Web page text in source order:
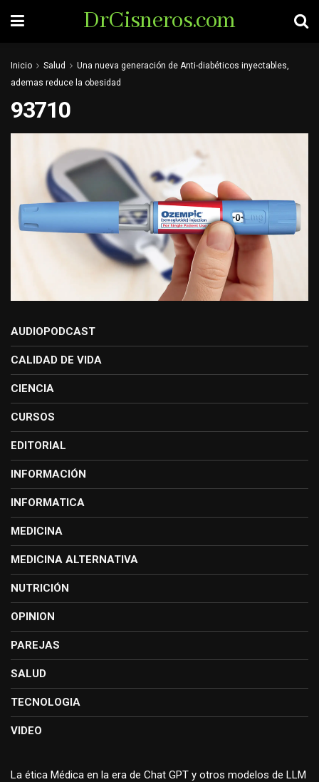
DrCisneros.com
Inicio Salud
Una nueva generación de Anti-diabéticos inyectables,
ademas reduce la obesidad
93710
AUDIOPODCAST
CALIDAD DE VIDA
CIENCIA
CURSOS
EDITORIAL
INFORMACIÓN
INFORMATICA
MEDICINA
MEDICINA ALTERNATIVA
NUTRICIÓN
OPINION
PAREJAS
SALUD
TECNOLOGIA
VIDEO
La ética Médica en la era de Chat GPT y otros modelos de LLM